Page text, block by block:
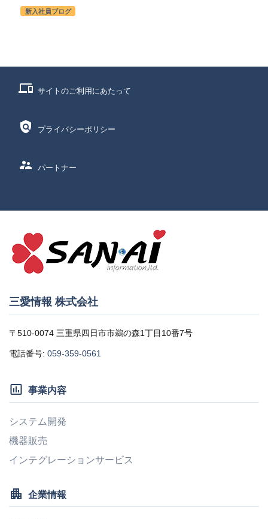
新入社員ブログ
phonelink サイトのご利用にあたって
policy プライバシーポリシー
supervisor_account パートナー
三愛情報 株式会社
〒510-0074 三重県四日市市鵜の森1丁目10番7号
電話番号: 059-359-0561
insert_chart_outlined 事業内容
システム開発
機器販売
インテグレーションサービス
apartment 企業情報